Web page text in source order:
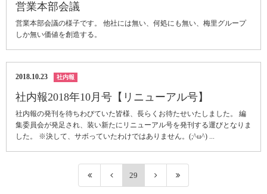
営業本部会議
営業本部会議の様子です。 他社には無い、何処にも無い、梅里グループ
しか無い価値を創造する。
2018.10.23 社内報
社内報2018年10月号【リニューアル号】
社内報の発刊を待ちわびていた皆様、長らくお待たせいたしました。 編
集委員会が発足され、装い新たにリニューアル号を発刊する運びとなりま
した。 ※決して、サボっていたわけではありません。(;^ω^) ...
29